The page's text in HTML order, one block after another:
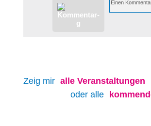
Zeig mir alle Veranstaltungen
oder alle